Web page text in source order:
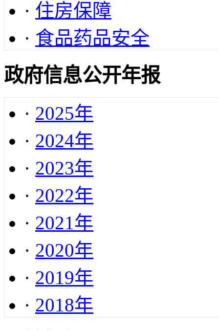
· 住房保障
· 食品药品安全
政府信息公开年报
· 2025年
· 2024年
· 2023年
· 2022年
· 2021年
· 2020年
· 2019年
· 2018年